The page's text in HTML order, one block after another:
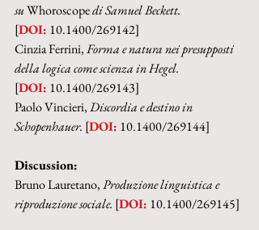
su Whoroscope di Samuel Beckett.
[DOI: 10.1400/269142]
Cinzia Ferrini, Forma e natura nei presupposti
della logica come scienza in Hegel.
[DOI: 10.1400/269143]
Paolo Vincieri, Discordia e destino in
Schopenhauer. [DOI: 10.1400/269144]
Discussion:
Bruno Lauretano, Produzione linguistica e
riproduzione sociale. [DOI: 10.1400/269145]